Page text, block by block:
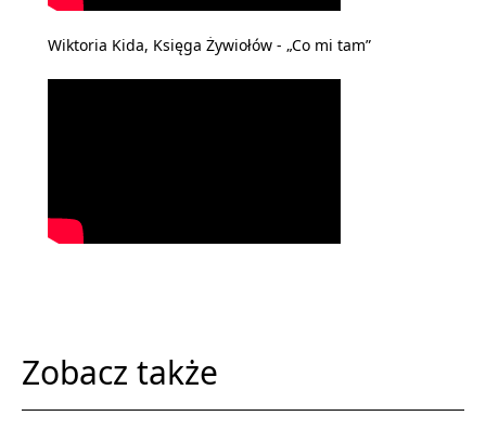
Wiktoria Kida, Księga Żywiołów - „Co mi tam”
Zobacz także